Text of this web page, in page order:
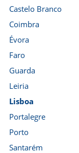
Castelo Branco
Coimbra
Évora
Faro
Guarda
Leiria
Lisboa
Portalegre
Porto
Santarém